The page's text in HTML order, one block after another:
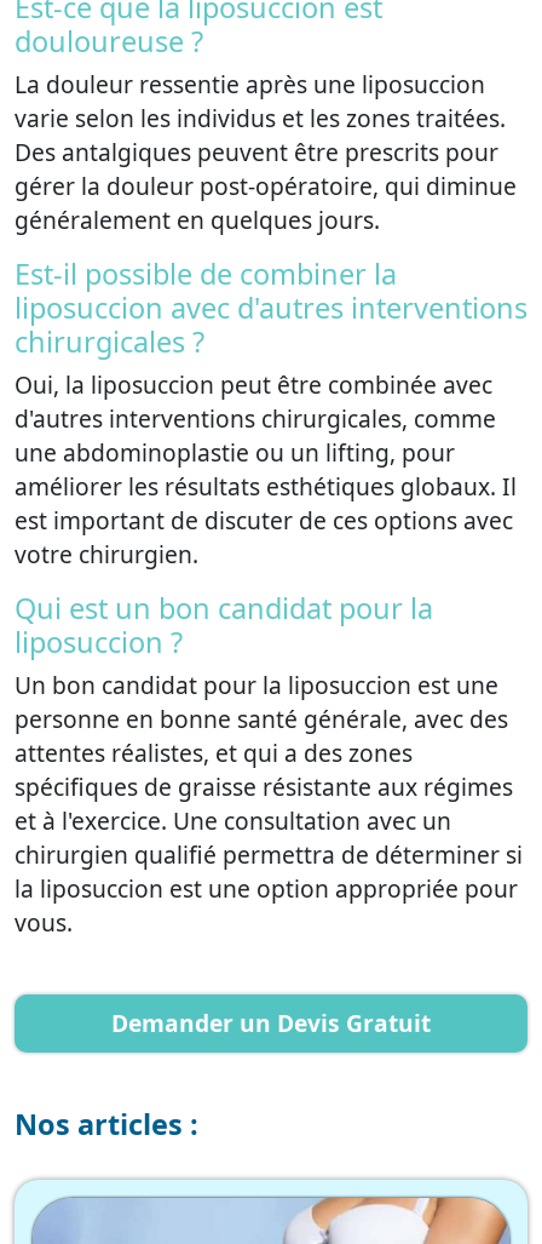
douloureuse ?
La douleur ressentie après une liposuccion
varie selon les individus et les zones traitées.
Des antalgiques peuvent être prescrits pour
gérer la douleur post-opératoire, qui diminue
généralement en quelques jours.
Est-il possible de combiner la
liposuccion avec d'autres interventions
chirurgicales ?
Oui, la liposuccion peut être combinée avec
d'autres interventions chirurgicales, comme
une abdominoplastie ou un lifting, pour
améliorer les résultats esthétiques globaux. Il
est important de discuter de ces options avec
votre chirurgien.
Qui est un bon candidat pour la
liposuccion ?
Un bon candidat pour la liposuccion est une
personne en bonne santé générale, avec des
attentes réalistes, et qui a des zones
spécifiques de graisse résistante aux régimes
et à l'exercice. Une consultation avec un
chirurgien qualifié permettra de déterminer si
la liposuccion est une option appropriée pour
vous.
Demander un Devis Gratuit
Nos articles :